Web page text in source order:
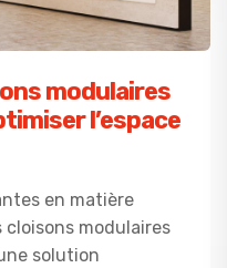
modulaires
l’espace
en matière
cloisons modulaires
solution